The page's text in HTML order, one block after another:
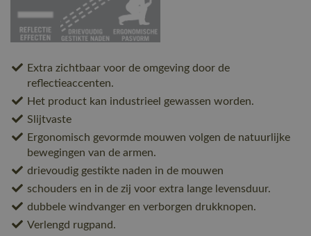
Extra zichtbaar voor de omgeving door de
reflectieaccenten.
Het product kan industrieel gewassen worden.
Slijtvaste
Ergonomisch gevormde mouwen volgen de natuurlijke
bewegingen van de armen.
drievoudig gestikte naden in de mouwen
schouders en in de zij voor extra lange levensduur.
dubbele windvanger en verborgen drukknopen.
Verlengd rugpand.